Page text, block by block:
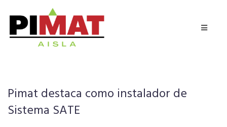
Pimat destaca como instalador de
Sistema SATE